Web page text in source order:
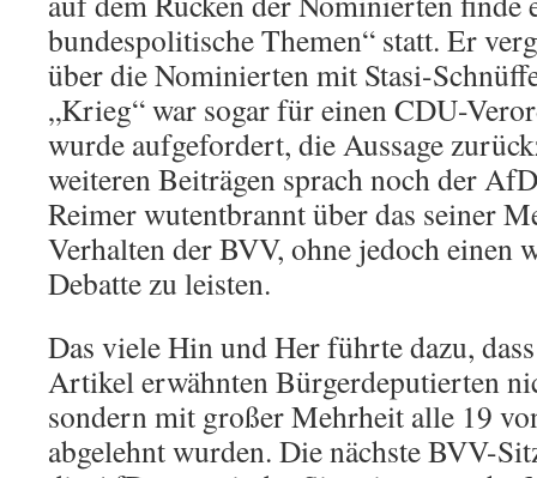
bundespolitische Themen“ statt. Er
über die Nominierten mit Stasi-
„Krieg“ war sogar für einen CDU-
wurde aufgefordert, die Aussage
weiteren Beiträgen sprach noch der
Reimer wutentbrannt über das seiner
Verhalten der BVV, ohne jedoch einen
Debatte zu leisten.
Das viele Hin und Her führte dazu,
Artikel erwähnten Bürgerdeputierten
sondern mit großer Mehrheit alle 19
abgelehnt wurden. Die nächste BVV-